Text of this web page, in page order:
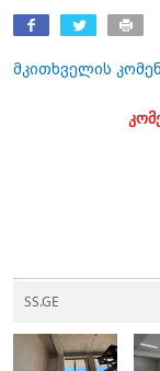
მკითხველის
SS.GE